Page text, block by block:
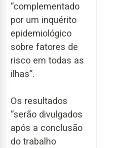
“complementado
por um inquérito
epidemiológico
sobre fatores de
risco em todas as
ilhas”.
Os resultados
“serão divulgados
após a conclusão
do trabalho